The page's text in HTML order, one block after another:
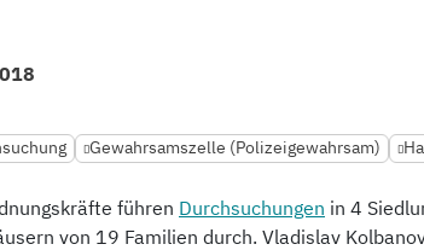
Gewahrsamszelle (Polizeigewahrsam)
führen Durchsuchungen in 4
von 19 Familien durch. Vladislav